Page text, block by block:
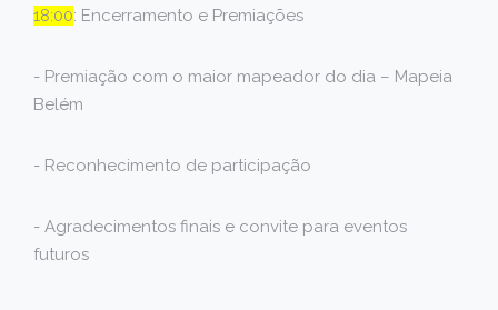
18:00: Encerramento e Premiações
- Premiação com o maior mapeador do dia – Mapeia
Belém
- Reconhecimento de participação
- Agradecimentos finais e convite para eventos
futuros